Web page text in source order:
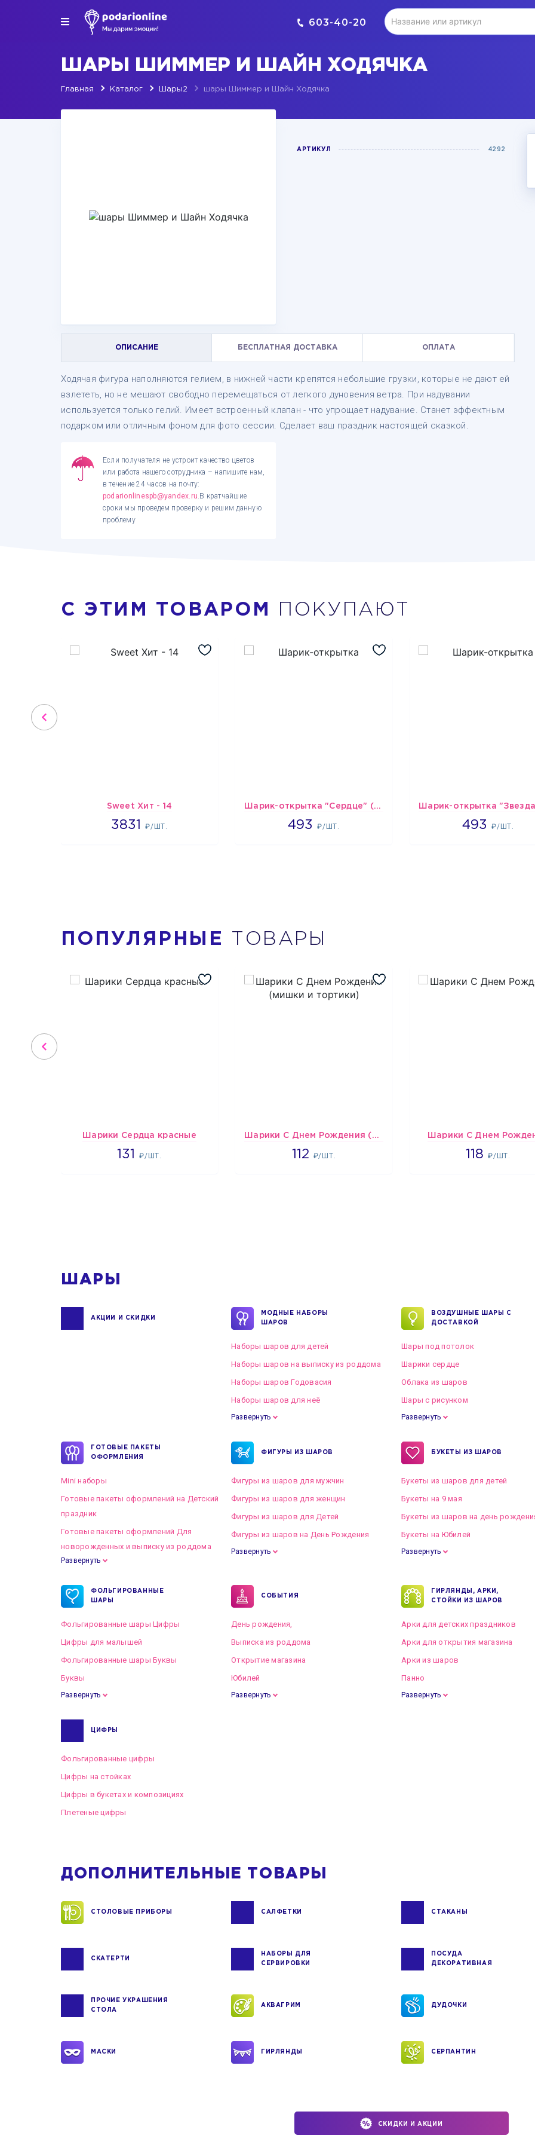
603-40-20
ШАРЫ ШИММЕР И ШАЙН ХОДЯЧКА
Главная Каталог Шары2 шары Шиммер и Шайн Ходячка
АРТИКУЛ 4292
ОПИСАНИЕ БЕСПЛАТНАЯ ДОСТАВКА ОПЛАТА
Ходячая фигура наполняются гелием, в нижней части крепятся небольшие грузки, которые не дают ей
взлететь, но не мешают свободно перемещаться от легкого дуновения ветра. При надувании
используется только гелий. Имеет встроенный клапан - что упрощает надувание. Станет эффектным
подарком или отличным фоном для фото сессии. Сделает ваш праздник настоящей сказкой.
Если получателя не устроит качество цветов
или работа нашего сотрудника – напишите нам,
в течение 24 часов на почту:
podarionlinespb@yandex.ru.В кратчайшие
сроки мы проведем проверку и решим данную
проблему
С ЭТИМ ТОВАРОМ ПОКУПАЮТ
Sweet Хит - 14
3831₽/ШТ.
3831 Шарик-открытка "Сердце" (45 см) - 2
493₽/ШТ.
493
493₽/ШТ.
493
ПОПУЛЯРНЫЕ ТОВАРЫ
Шарики Сердца красные
131₽/ШТ.
2660 Шарики С Днем Рождения (мишки и тортики)
112 ₽/ШТ.
1718 Шарики С Днем
118₽/ШТ.
1808
ШАРЫ
АКЦИИ И СКИДКИ
МОДНЫЕ НАБОРЫ
ШАРОВ
Наборы шаров для детей
Наборы шаров на выписку из роддома
Наборы шаров Годовасия
Наборы шаров для неё
Развернуть
ВОЗДУШНЫЕ ШАРЫ С
ДОСТАВКОЙ
Шары под потолок
Шарики сердце
Облака из шаров
Шары с рисунком
Развернуть
ГОТОВЫЕ ПАКЕТЫ
ОФОРМЛЕНИЯ
Mini наборы
Готовые пакеты оформлений на Детский
праздник
Готовые пакеты оформлений Для
новорожденных и выписку из роддома
Готовые пакеты оформлений на Свадьбу
Развернуть
ФИГУРЫ ИЗ ШАРОВ
Фигуры из шаров для мужчин
Фигуры из шаров для женщин
Фигуры из шаров для Детей
Фигуры из шаров на День Рождения
Развернуть
БУКЕТЫ ИЗ ШАРОВ
Букеты из шаров для детей
Букеты на 9 мая
Букеты из шаров на день
Букеты на Юбилей
Развернуть
ФОЛЬГИРОВАННЫЕ
ШАРЫ
Фольгированные шары Цифры
Цифры для малышей
Фольгированные шары Буквы
Буквы
Развернуть
СОБЫТИЯ
День рождения,
Выписка из роддома
Открытие магазина
Юбилей
Развернуть
ГИРЛЯНДЫ, АРКИ,
СТОЙКИ ИЗ ШАРОВ
Арки для детских праздников
Арки для открытия магазина
Арки из шаров
Панно
Развернуть
ЦИФРЫ
Фольгированные цифры
Цифры на стойках
Цифры в букетах и композициях
Плетеные цифры
ДОПОЛНИТЕЛЬНЫЕ ТОВАРЫ
СТОЛОВЫЕ ПРИБОРЫ САЛФЕТКИ СТАКАНЫ
СКАТЕРТИ
НАБОРЫ ДЛЯ
СЕРВИРОВКИ
ПОСУДА
ДЕКОРАТИВНАЯ
ПРОЧИЕ УКРАШЕНИЯ
СТОЛА
АКВАГРИМ ДУДОЧКИ
МАСКИ ГИРЛЯНДЫ СЕРПАНТИН
СКИДКИ И АКЦИИ